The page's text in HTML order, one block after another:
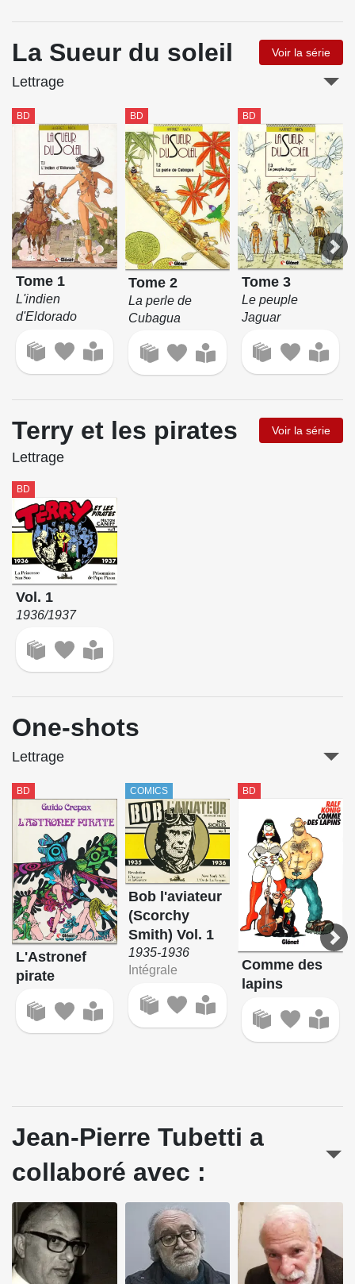
La Sueur du soleil Voir la série
Lettrage
BD
Tome 1
L'indien
d'Eldorado
BD
Tome 2
La perle de
Cubagua
BD
Tome 3
Le peuple
Jaguar
Terry et les pirates Voir la série
Lettrage
BD
Vol. 1
1936/1937
One-shots
Lettrage
BD
L'Astronef
pirate
COMICS
Bob l'aviateur
(Scorchy
Smith) Vol. 1
1935-1936
Intégrale
BD
Comme des
lapins
Jean-Pierre Tubetti a
collaboré avec :